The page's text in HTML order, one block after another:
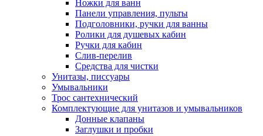
Ножки для ванн
Панели управления, пульты
Подголовники, ручки для ванны
Ролики для душевых кабин
Ручки для кабин
Слив-перелив
Средства для чистки
Унитазы, писсуары
Умывальники
Трос сантехнический
Комплектующие для унитазов и умывальников
Донные клапаны
Заглушки и пробки